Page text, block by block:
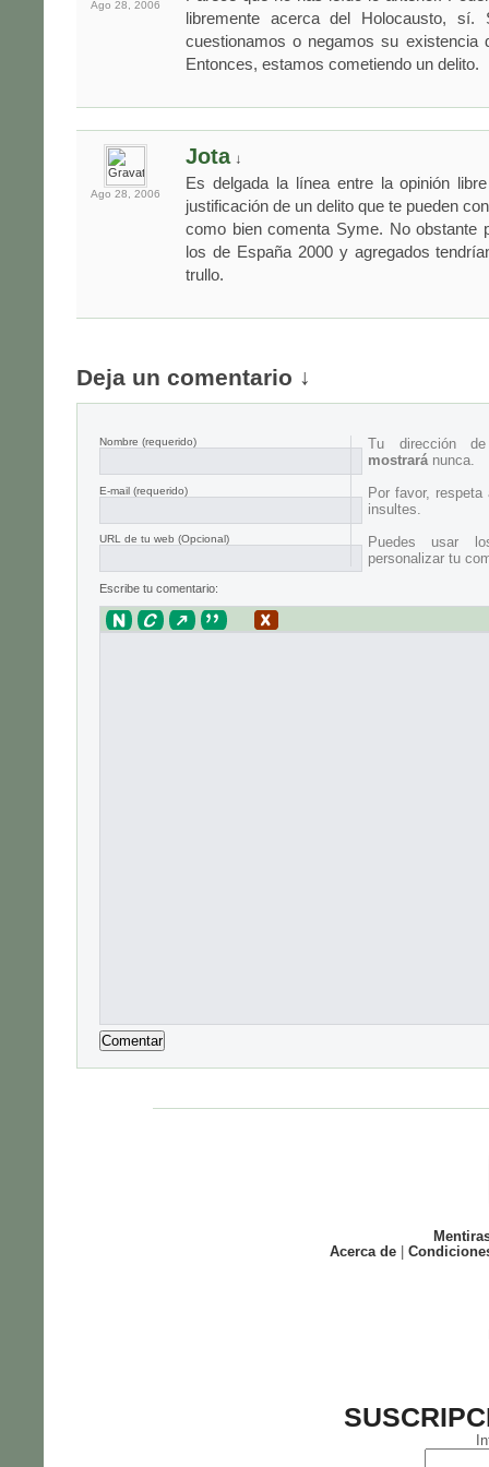
Ago 28, 2006
libremente acerca del Holocausto, sí.
cuestionamos o negamos su existencia
Entonces, estamos cometiendo un delito.
Ago 28, 2006
Jota↓
Es delgada la línea entre la opinión
justificación de un delito que te pueden
como bien comenta Syme. No obstante
los de España 2000 y agregados
trullo.
Deja un comentario ↓
Nombre (requerido)
E-mail (requerido)
URL de tu web (Opcional)
Tu dirección
mostraránunca.
Por favor,
insultes.
Puedes usar
personalizar tu
Escribe tu comentario:
Acerca de